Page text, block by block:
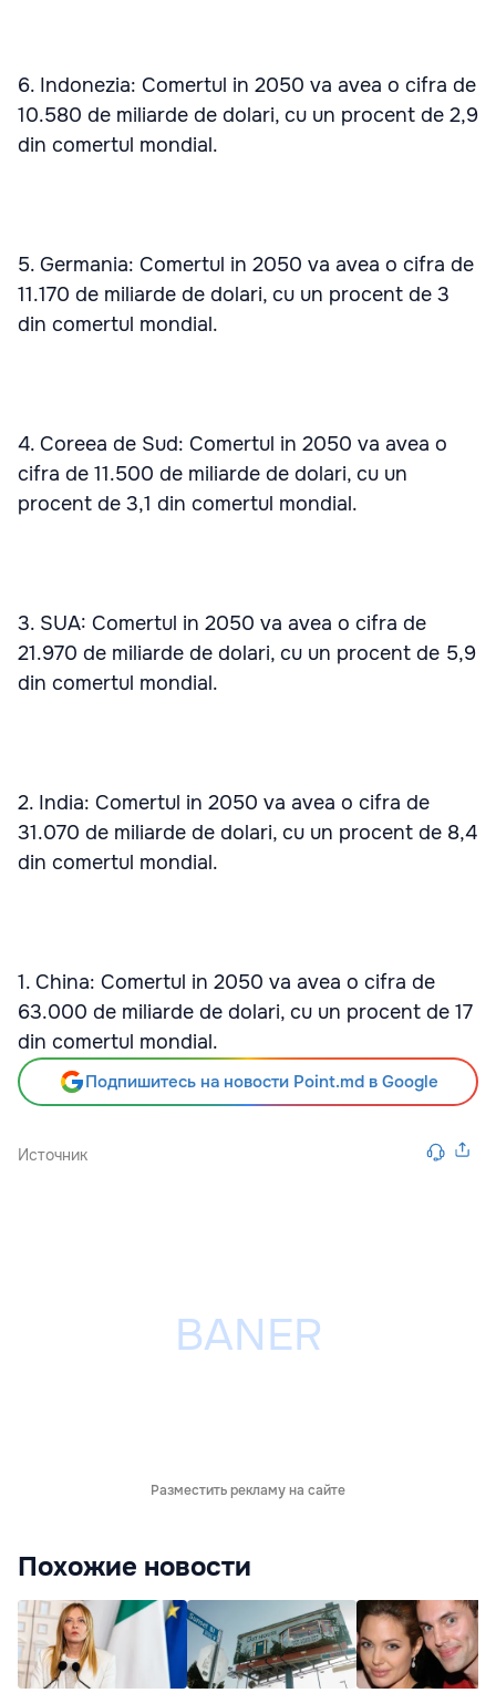
6. Indonezia: Comertul in 2050 va avea o cifra de
10.580 de miliarde de dolari, cu un procent de 2,9
din comertul mondial.
5. Germania: Comertul in 2050 va avea o cifra de
11.170 de miliarde de dolari, cu un procent de 3
din comertul mondial.
4. Coreea de Sud: Comertul in 2050 va avea o
cifra de 11.500 de miliarde de dolari, cu un
procent de 3,1 din comertul mondial.
3. SUA: Comertul in 2050 va avea o cifra de
21.970 de miliarde de dolari, cu un procent de 5,9
din comertul mondial.
2. India: Comertul in 2050 va avea o cifra de
31.070 de miliarde de dolari, cu un procent de 8,4
din comertul mondial.
1. China: Comertul in 2050 va avea o cifra de
63.000 de miliarde de dolari, cu un procent de 17
din comertul mondial.
Подпишитесь на новости Point.md в Google
Источник
Разместить рекламу на сайте
Похожие новости